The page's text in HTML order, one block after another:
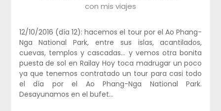
con mis viajes
12/10/2016 (día 12): hacemos el tour por el Ao Phang-
Nga National Park, entre sus islas, acantilados,
cuevas, templos y cascadas… y vemos otra bonita
puesta de sol en Railay Hoy toca madrugar un poco
ya que tenemos contratado un tour para casi todo
el día por el Ao Phang-Nga National Park.
Desayunamos en el bufet…